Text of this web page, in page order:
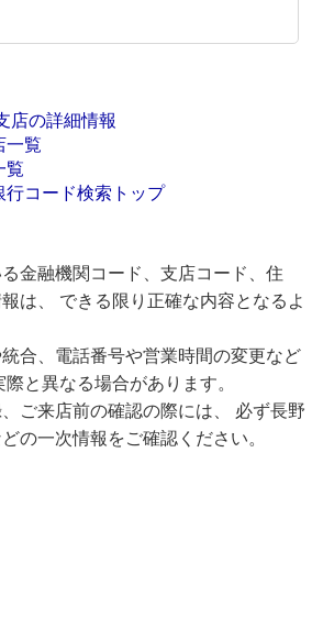
店の詳細情報
一覧
覧
行コード検索トップ
金融機関コード、支店コード、住
は、 できる限り正確な内容となるよ
合、電話番号や営業時間の変更など
と異なる場合があります。
ご来店前の確認の際には、 必ず長野
の一次情報をご確認ください。